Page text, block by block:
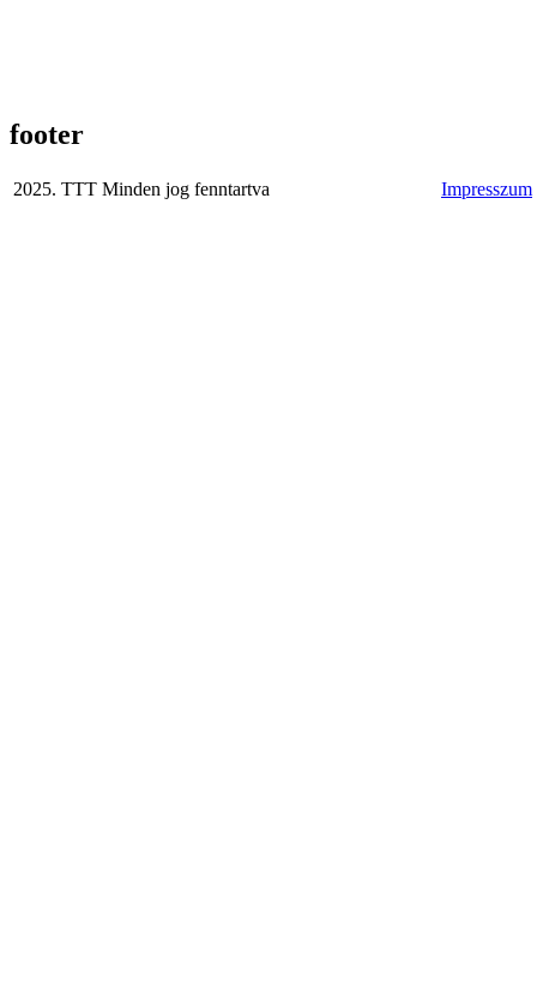
footer
2025. TTT Minden jog fenntartva Impresszum